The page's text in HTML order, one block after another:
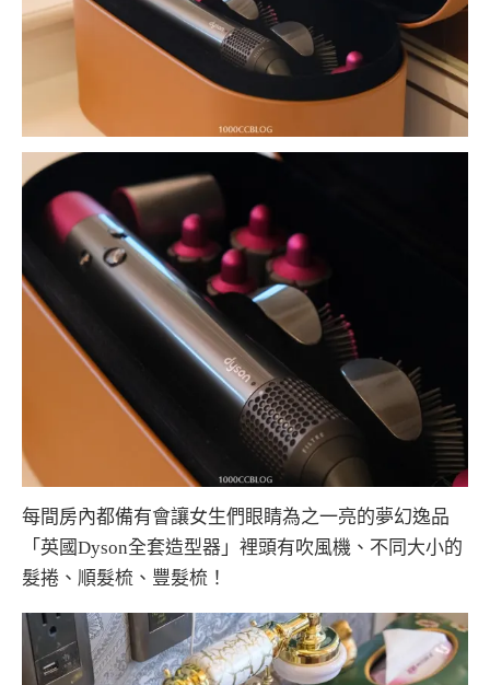
每間房內都備有會讓女生們眼睛為之一亮的夢幻逸品
「英國Dyson全套造型器」裡頭有吹風機、不同大小的
髮捲、順髮梳、豐髮梳！